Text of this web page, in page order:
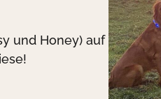
und Honey) auf